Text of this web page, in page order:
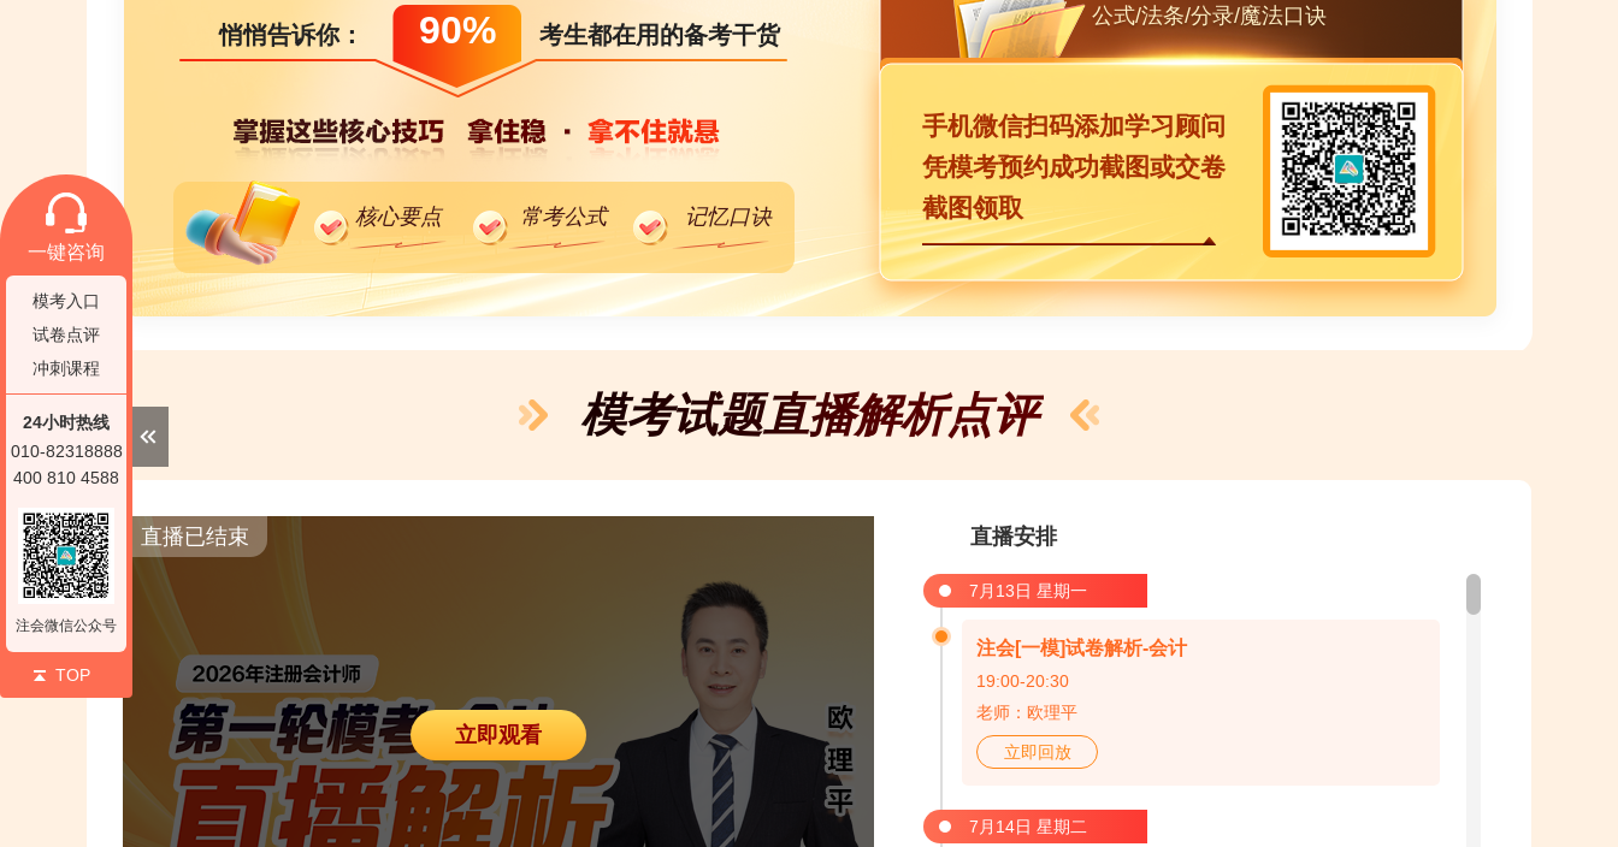
悄悄告诉你： 90% 考生都在用的备考干货
核心要点 常考公式 记忆口诀
公式/法条/分录/魔法口诀
手机微信扫码添加学习顾问
凭模考预约成功截图或交卷
截图领取
模考试题直播解析点评
直播已结束
立即观看
直播安排
7月13日 星期一
注会[一模]试卷解析-会计
19:00-20:30
老师：欧理平
立即回放
7月14日 星期二
一键咨询
模考入口
试卷点评
冲刺课程
24小时热线
010-82318888
400 810 4588
注会微信公众号
TOP